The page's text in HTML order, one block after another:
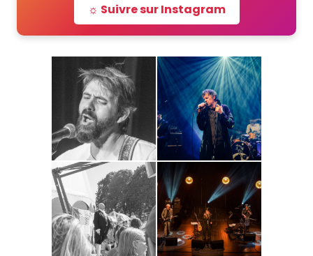
☼ Suivre sur Instagram